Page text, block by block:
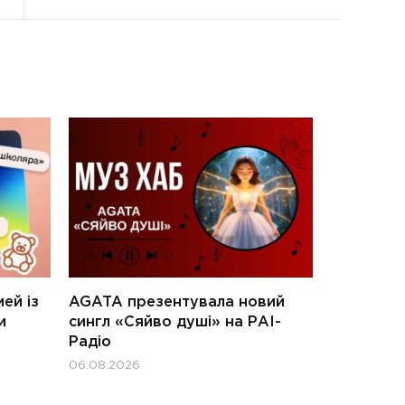
із
AGATA презентувала новий
сингл «Сяйво душі» на РАІ-
Радіо
06.08.2026